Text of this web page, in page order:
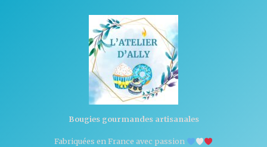
Bougies gourmandes artisanales
Fabriquées en France avec passion